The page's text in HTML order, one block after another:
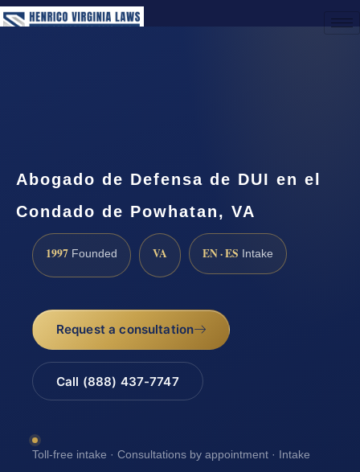
Abogado de Defensa de DUI en el
Condado de Powhatan, VA
1997 Founded VA EN · ES Intake
Request a consultation
Call (888) 437-7747
Toll-free intake · Consultations by appointment · Intake